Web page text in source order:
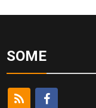
SOME